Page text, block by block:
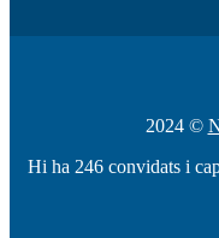
2024 ©
Hi ha 246 convidats i